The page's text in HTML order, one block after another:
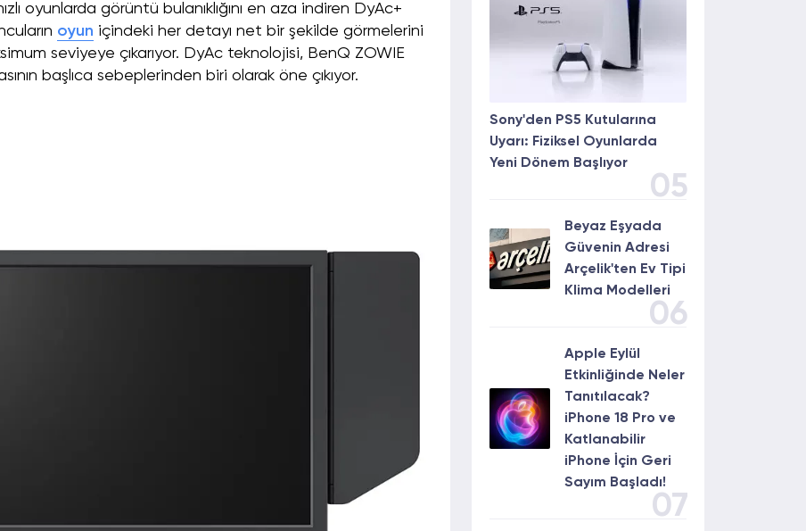
oyunlarda görüntü bulanıklığını en aza indiren DyAc+
oyun içindeki her detayı net bir şekilde görmelerini
seviyeye çıkarıyor. DyAc teknolojisi, BenQ ZOWIE
başlıca sebeplerinden biri olarak öne çıkıyor.
Sony'den PS5 Kutularına
Uyarı: Fiziksel Oyunlarda
Yeni Dönem Başlıyor
05
Beyaz Eşyada
Güvenin Adresi
Arçelik'ten Ev Tipi
Klima Modelleri
06
Apple Eylül
Etkinliğinde Neler
Tanıtılacak?
iPhone 18 Pro ve
Katlanabilir
iPhone İçin Geri
Sayım Başladı!
07